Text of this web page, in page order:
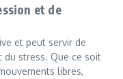
et de
et peut servir de
stress. Que ce soit
libres,